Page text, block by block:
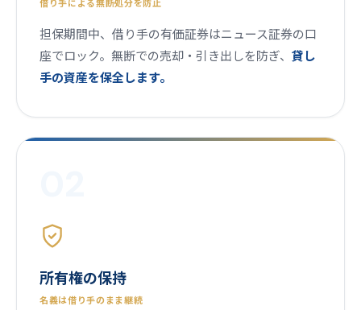
担保期間中、借り手の有価証券はニュース証券の口
座でロック。無断での売却・引き出しを防ぎ、 貸し
手の資産を保全します。
所有権の保持
名義は借り手のまま継続